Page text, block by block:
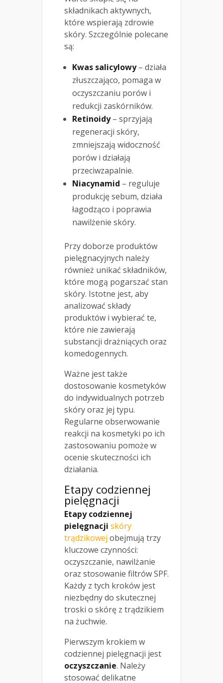
składnikach aktywnych,
które wspierają zdrowie
skóry. Szczególnie polecane
są:
Kwas salicylowy– działa
złuszczająco, pomaga w
oczyszczaniu porów i
redukcji zaskórników.
Retinoidy– sprzyjają
regeneracji skóry,
zmniejszają widoczność
porów i działają
przeciwzapalnie.
Niacynamid – reguluje
produkcję sebum, działa
łagodząco i poprawia
nawilżenie skóry.
Przy doborze produktów
pielęgnacyjnych należy
również unikać składników,
które mogą pogarszać stan
skóry. Istotne jest, aby
analizować składy
produktów i wybierać te,
które nie zawierają
substancji drażniących oraz
komedogennych.
Ważne jest także
dostosowanie kosmetyków
do indywidualnych potrzeb
skóry oraz jej typu.
Regularne obserwowanie
reakcji na kosmetyki po ich
zastosowaniu pomoże w
ocenie skuteczności ich
działania.
Etapy codziennej
pielęgnacji
Etapy codziennej
pielęgnacji skóry
trądzikowej obejmują trzy
kluczowe czynności:
oczyszczanie, nawilżanie
oraz stosowanie filtrów SPF.
Każdy z tych kroków jest
niezbędny do skutecznej
troski o skórę z trądzikiem
na żuchwie.
Pierwszym krokiem w
codziennej pielęgnacji jest
oczyszczanie. Należy
stosować delikatne